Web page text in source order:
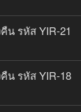
น รหัส YIR-21
น รหัส YIR-18